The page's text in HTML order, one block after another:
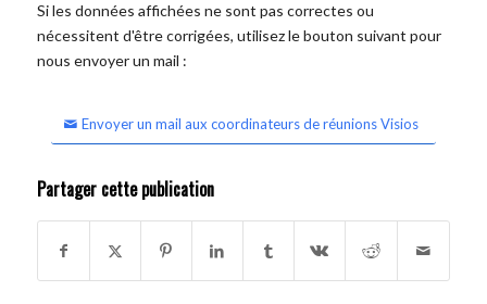
Si les données affichées ne sont pas correctes ou
nécessitent d'être corrigées, utilisez le bouton suivant pour
nous envoyer un mail :
Envoyer un mail aux coordinateurs de réunions Visios
Partager cette publication